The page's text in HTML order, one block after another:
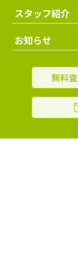
スタッフ紹介
お知らせ
無料